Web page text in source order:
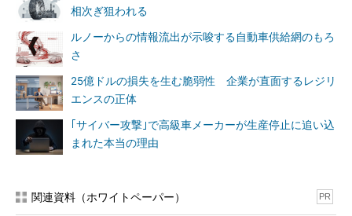
相次ぎ狙われる
ルノーからの情報流出が示唆する自動車供給網のもろ
さ
25億ドルの損失を生む脆弱性 企業が直面するレジリ
エンスの正体
｢サイバー攻撃｣で高級車メーカーが生産停止に追い込
まれた本当の理由
関連資料（ホワイトペーパー） PR